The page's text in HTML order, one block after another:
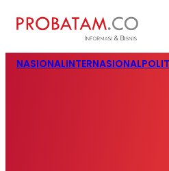
NASIONALINTERNASIONAL